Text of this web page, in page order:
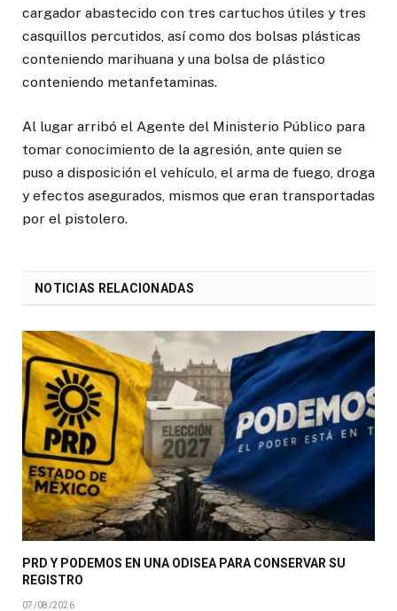
cargador abastecido con tres cartuchos útiles y tres
casquillos percutidos, así como dos bolsas plásticas
conteniendo marihuana y una bolsa de plástico
conteniendo metanfetaminas.
Al lugar arribó el Agente del Ministerio Público para
tomar conocimiento de la agresión, ante quien se
puso a disposición el vehículo, el arma de fuego, droga
y efectos asegurados, mismos que eran transportadas
por el pistolero.
NOTICIAS RELACIONADAS
PRD Y PODEMOS EN UNA ODISEA PARA CONSERVAR SU
REGISTRO
07/08/2026